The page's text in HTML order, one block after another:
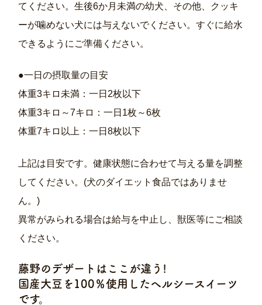
てください。生後6か月未満の幼犬、その他、クッキ
ーが噛めない犬には与えないでください。すぐに給水
できるようにご準備ください。
●一日の摂取量の目安
体重3キロ未満：一日2枚以下
体重3キロ～7キロ：一日1枚～6枚
体重7キロ以上：一日8枚以下
上記は目安です。健康状態に合わせて与える量を調整
してください。(犬のダイエット食品ではありませ
ん。)
異常がみられる場合は給与を中止し、獣医等にご相談
ください。
藤野のデザートはここが違う!
国産大豆を100％使用したヘルシースイーツ
です。